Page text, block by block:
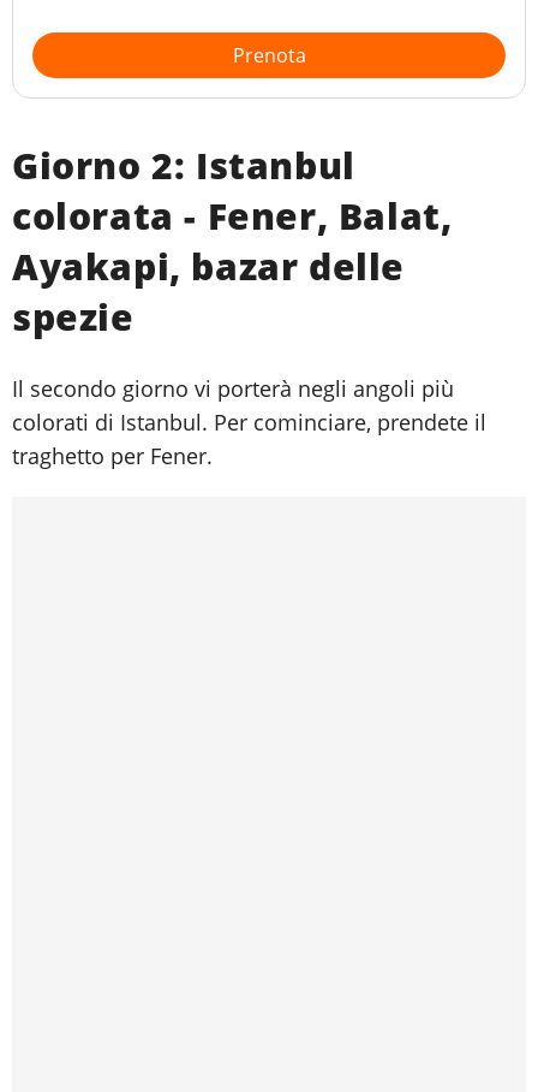
Prenota
Giorno 2: Istanbul
colorata - Fener, Balat,
Ayakapi, bazar delle
spezie
Il secondo giorno vi porterà negli angoli più
colorati di Istanbul. Per cominciare, prendete il
traghetto per Fener.